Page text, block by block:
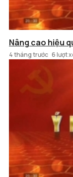
Nâng cao hiệu
4 tháng trước 6 lượt